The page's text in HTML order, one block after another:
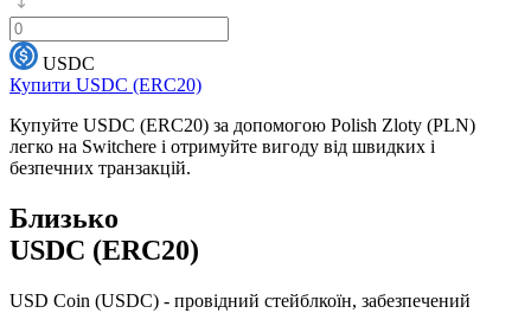
USDC
Купити USDC (ERC20)
Купуйте USDC (ERC20) за допомогою Polish Zloty (PLN)
легко на Switchere і отримуйте вигоду від швидких і
безпечних транзакцій.
Близько
USDC (ERC20)
USD Coin (USDC) - провідний стейблкоїн, забезпечений